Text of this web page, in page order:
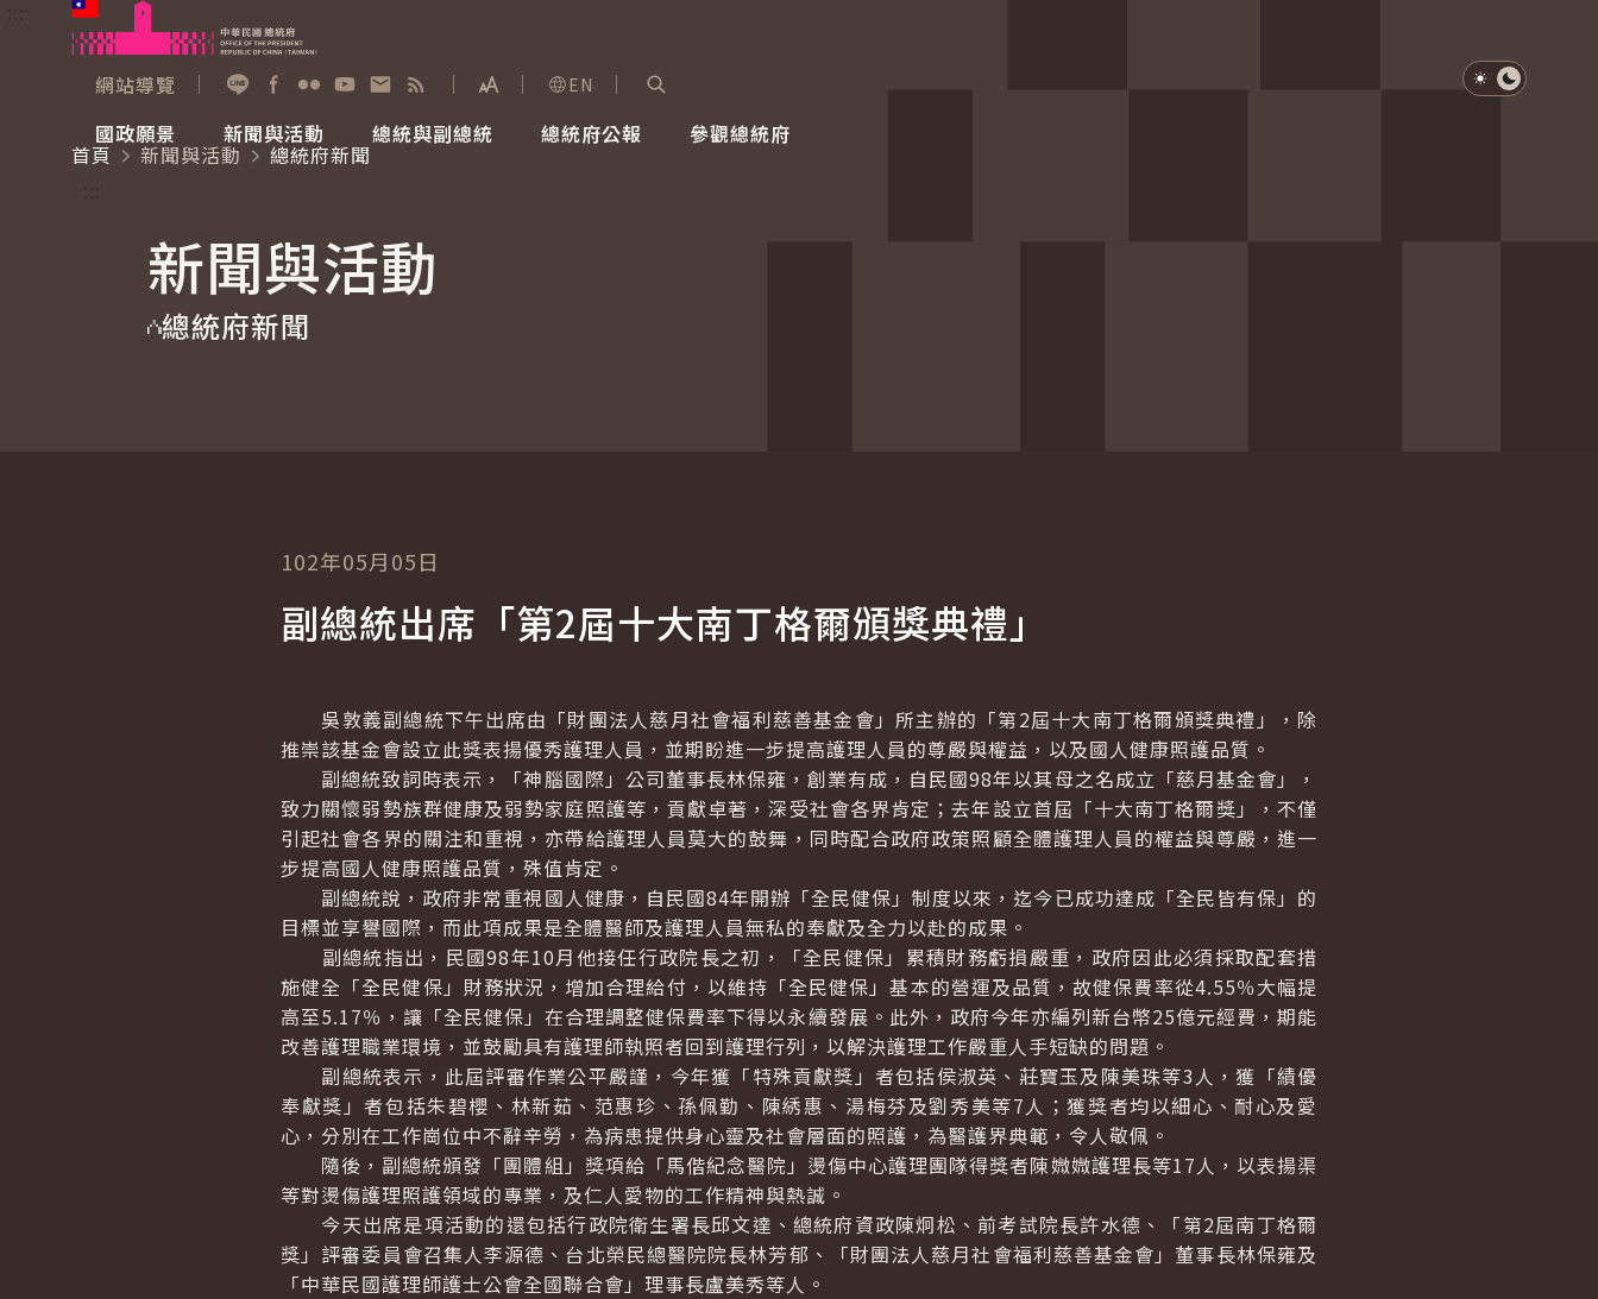
跳到主要內容
網站導覽
展開字級選單
EN
國政願景
國家氣候變遷對策委員會
重要談話
新聞與活動
總統府新聞
影音頻道
總統與副總統
賴清德總統
總統府公報 參觀總統府
參觀資訊
淺色模式
深色模式
首頁
新聞與活動
總統府新聞
新聞與活動
總統府新聞
102年05月05日
副總統出席「第2屆十大南丁格爾頒獎典禮」
吳敦義副總統下午出席由「財團法人慈月社會福利慈善基金會」所主辦的「第2屆十大南丁格爾頒獎典禮」，除
推崇該基金會設立此獎表揚優秀護理人員，並期盼進一步提高護理人員的尊嚴與權益，以及國人健康照護品質。
副總統致詞時表示，「神腦國際」公司董事長林保雍，創業有成，自民國98年以其母之名成立「慈月基金會」，
致力關懷弱勢族群健康及弱勢家庭照護等，貢獻卓著，深受社會各界肯定；去年設立首屆「十大南丁格爾獎」，不僅
引起社會各界的關注和重視，亦帶給護理人員莫大的鼓舞，同時配合政府政策照顧全體護理人員的權益與尊嚴，進一
步提高國人健康照護品質，殊值肯定。
副總統說，政府非常重視國人健康，自民國84年開辦「全民健保」制度以來，迄今已成功達成「全民皆有保」的
目標並享譽國際，而此項成果是全體醫師及護理人員無私的奉獻及全力以赴的成果。
副總統指出，民國98年10月他接任行政院長之初，「全民健保」累積財務虧損嚴重，政府因此必須採取配套措
施健全「全民健保」財務狀況，增加合理給付，以維持「全民健保」基本的營運及品質，故健保費率從4.55％大幅提
高至5.17％，讓「全民健保」在合理調整健保費率下得以永續發展。此外，政府今年亦編列新台幣25億元經費，期能
改善護理職業環境，並鼓勵具有護理師執照者回到護理行列，以解決護理工作嚴重人手短缺的問題。
副總統表示，此屆評審作業公平嚴謹，今年獲「特殊貢獻獎」者包括侯淑英、莊寶玉及陳美珠等3人，獲「績優
奉獻獎」者包括朱碧櫻、林新茹、范惠珍、孫佩勤、陳綉惠、湯梅芬及劉秀美等7人；獲獎者均以細心、耐心及愛
心，分別在工作崗位中不辭辛勞，為病患提供身心靈及社會層面的照護，為醫護界典範，令人敬佩。
隨後，副總統頒發「團體組」獎項給「馬偕紀念醫院」燙傷中心護理團隊得獎者陳媺媺護理長等17人，以表揚渠
等對燙傷護理照護領域的專業，及仁人愛物的工作精神與熱誠。
今天出席是項活動的還包括行政院衛生署長邱文達、總統府資政陳炯松、前考試院長許水德、「第2屆南丁格爾
獎」評審委員會召集人李源德、台北榮民總醫院院長林芳郁、「財團法人慈月社會福利慈善基金會」董事長林保雍及
「中華民國護理師護士公會全國聯合會」理事長盧美秀等人。